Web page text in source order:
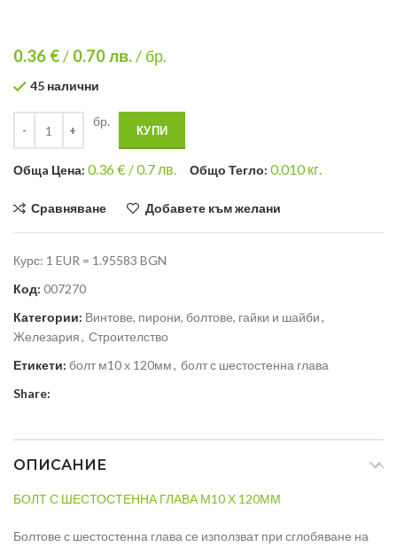
0.36 €/ 0.70лв./ бр.
45 налични
бр.
КУПИ
Общa Цена: 0.36€ /0.7 лв. Общо Тегло: 0.010кг.
Сравняване Добавете към желани
Курс: 1 EUR = 1.95583 BGN
Код: 007270
Категории: Винтове, пирони, болтове, гайки и шайби,
Железария, Строителство
Етикети: болт м10 х 120мм, болт с шестостенна глава
Share:
ОПИСАНИЕ
БОЛТ С ШЕСТОСТЕННА ГЛАВА М10 Х 120ММ
Болтове с шестостенна глава се използват при сглобяване на